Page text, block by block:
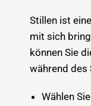
Stillen ist
mit sich
können Sie
während des
Wählen